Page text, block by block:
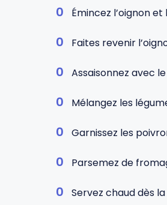
Émincez l’oignon
Faites revenir
Assaisonnez avec
Mélangez les
Garnissez les
Parsemez de
Servez chaud dès